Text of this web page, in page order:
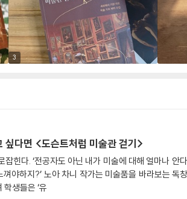
3
싶다면 <도슨트처럼 미술관 걷기>
힌다. ‘전공자도 아닌 내가 미술에 대해 얼마나 안
껴야하지?’ 노아 차니 작가는 미술품을 바라보는
생들은 ‘유